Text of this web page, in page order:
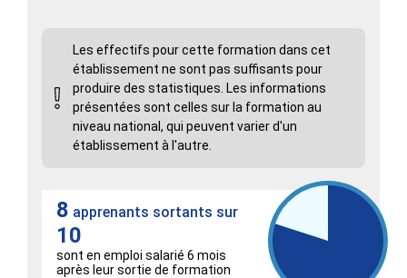
Les effectifs pour cette formation dans cet
établissement ne sont pas suffisants pour
produire des statistiques. Les informations
présentées sont celles sur la formation au
niveau national, qui peuvent varier d'un
établissement à l'autre.
8 apprenants sortants sur
10
sont en emploi salarié 6 mois
après leur sortie de formation